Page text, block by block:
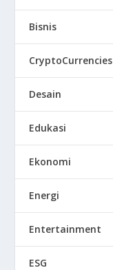
Bisnis
CryptoCurrencies
Desain
Edukasi
Ekonomi
Energi
Entertainment
ESG